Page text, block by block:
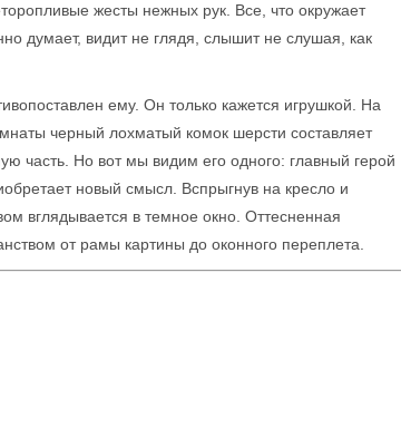
жесты нежных рук. Все, что окружает
думает, видит не глядя, слышит не слушая, как
ему. Он только кажется игрушкой. На
черный лохматый комок шерсти составляет
часть. Но вот мы видим его одного: главный герой
новый смысл. Вспрыгнув на кресло и
вглядывается в темное окно. Оттесненная
от рамы картины до оконного переплета.